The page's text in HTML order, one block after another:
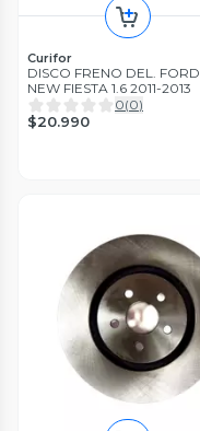
Curifor
DISCO FRENO DEL. FORD
NEW FIESTA 1.6 2011-2013
0(0)
$20.990